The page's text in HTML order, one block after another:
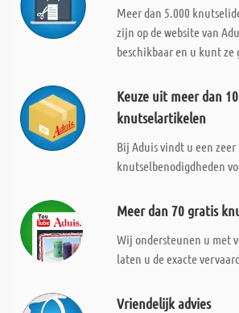
Meer dan 5.000
zijn op de website van
beschikbaar en u kunt ze
Keuze uit meer dan
knutselartikelen
Bij Aduis vindt u een
knutselbenodigdheden
Meer dan 70 gratis
Wij ondersteunen u met
laten u de exacte
Vriendelijk advies